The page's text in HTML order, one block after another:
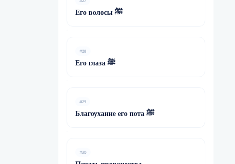
Его волосы ﷺ
#28
Его глаза ﷺ
#29
Благоухание его пота ﷺ
#30